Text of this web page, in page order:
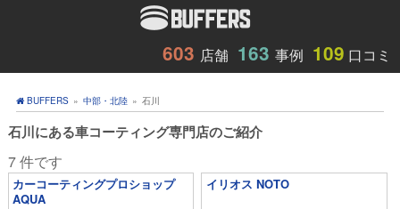
603 店舗 163 事例 109 口コミ
BUFFERS » 中部・北陸 » 石川
石川にある車コーティング専門店のご紹介
7 件です
カーコーティングプロショップ
AQUA
イリオス NOTO